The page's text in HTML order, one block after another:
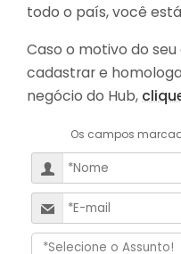
todo o país, você
Caso o motivo do
cadastrar e
negócio do Hub,